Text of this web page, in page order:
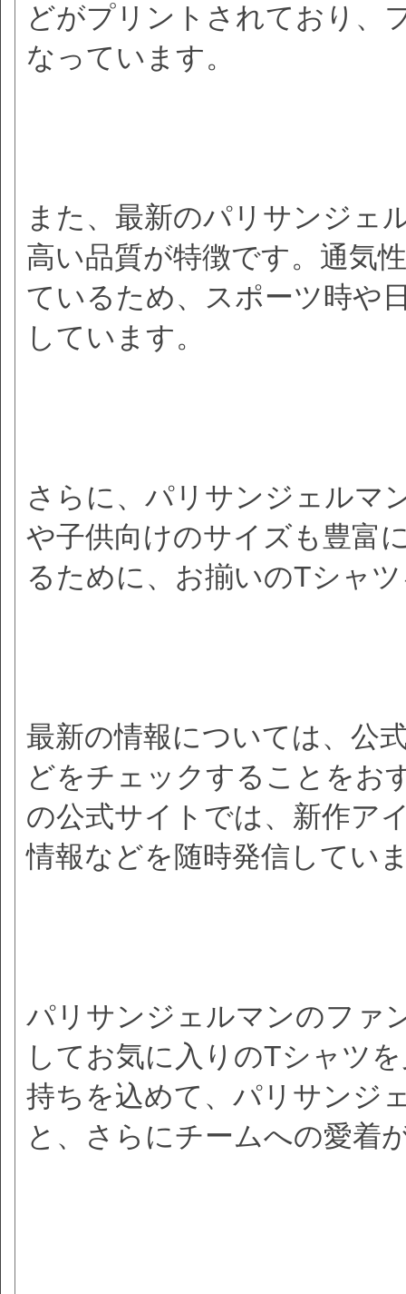
どがプリントされており、
なっています。
また、最新のパリサンジェ
高い品質が特徴です。通気
ているため、スポーツ時や
しています。
さらに、パリサンジェルマ
や子供向けのサイズも豊富
るために、お揃いのTシャ
最新の情報については、公
どをチェックすることをお
の公式サイトでは、新作ア
情報などを随時発信してい
パリサンジェルマンのファ
してお気に入りのTシャツ
持ちを込めて、パリサンジ
と、さらにチームへの愛着